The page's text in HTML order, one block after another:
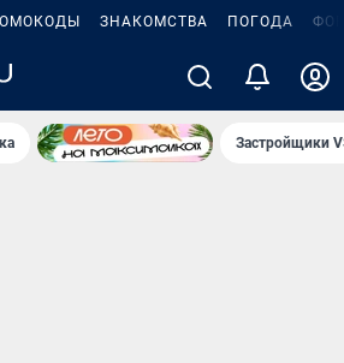
ЗНАКОМСТВА ПОГОДА
Застройщики